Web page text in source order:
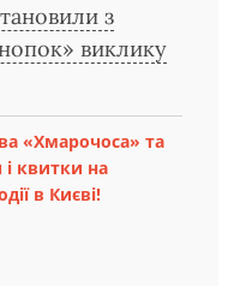
з
виклику
«Хмарочоса» та
квитки на
в Києві!